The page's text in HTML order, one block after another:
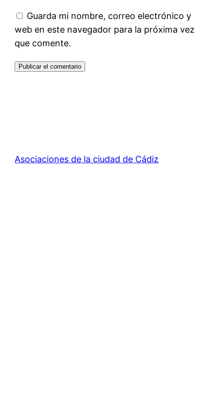
Guarda mi nombre, correo electrónico y
web en este navegador para la próxima vez
que comente.
Asociaciones de la ciudad de Cádiz